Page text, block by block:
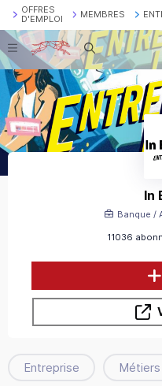
OFFRES
D'EMPLOI
MEMBRES
Recherche
In
11036
Banque /
Entreprise Métiers